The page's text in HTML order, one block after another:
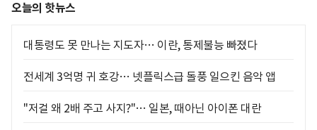
오늘의 핫뉴스
대통령도 못 만나는 지도자… 이란, 통제불능 빠졌다
전세계 3억명 귀 호강… 넷플릭스급 돌풍 일으킨 음악 앱
"저걸 왜 2배 주고 사지?"… 일본, 때아닌 아이폰 대란